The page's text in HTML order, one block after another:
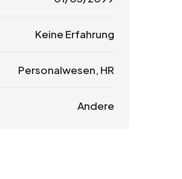
Keine Erfahrung
Personalwesen, HR
Andere